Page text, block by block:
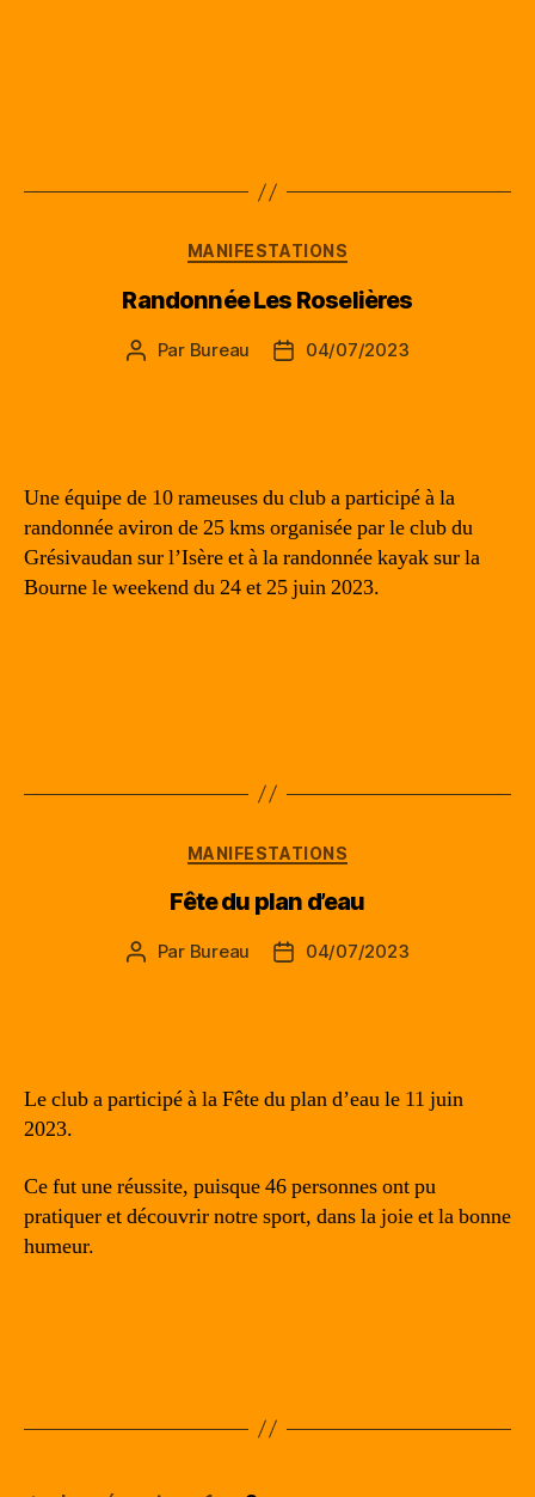
Catégories
MANIFESTATIONS
Randonnée Les Roselières
Auteur
Par Bureau
Date04/07/2023
Une équipe de 10 rameuses du club a participé à la
randonnée aviron de 25 kms organisée par le club du
Grésivaudan sur l’Isère et à la randonnée kayak sur la
Bourne le weekend du 24 et 25 juin 2023.
Catégories
MANIFESTATIONS
Fête du plan d’eau
Auteur
Par Bureau
Date04/07/2023
Le club a participé à la Fête du plan d’eau le 11 juin
2023.
Ce fut une réussite, puisque 46 personnes ont pu
pratiquer et découvrir notre sport, dans la joie et la bonne
humeur.